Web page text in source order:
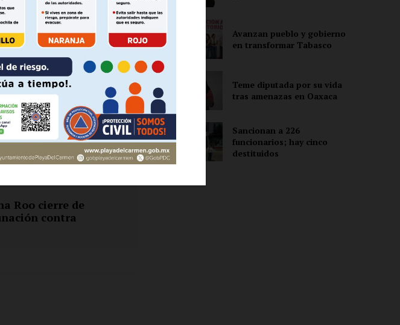
del Sitio
Propietaria / Financiación
forma de corregir
—marcados por
la ciudadanía.
Roo cierre de
contra
Avanzan pueblo y gobierno
en transformar Tabasco
Teme diputada por su vida
tras amenazas en Oaxaca
Sancionan a 226
funcionarios; hay cinco
destituidos